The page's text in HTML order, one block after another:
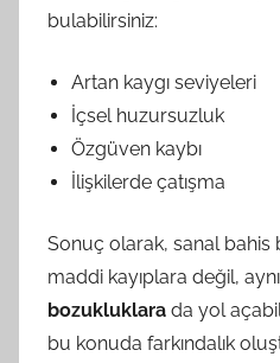
bulabilirsiniz:
Artan kaygı seviyeleri
İçsel huzursuzluk
Özgüven kaybı
İlişkilerde çatışma
Sonuç olarak, sanal bahis
maddi kayıplara değil,
bozukluklara da yol
bu konuda farkındalık